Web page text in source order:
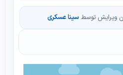
ویرایش توسط سینا عسکری